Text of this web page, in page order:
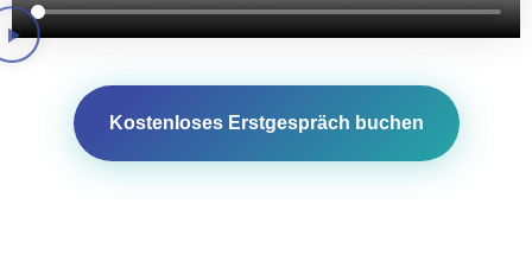
Kostenloses Erstgespräch buchen